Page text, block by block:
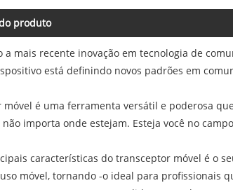
produto
a mais recente inovação em tecnologia de
está definindo novos padrões em
móvel é uma ferramenta versátil e poderosa
importa onde estejam. Esteja você no
características do transceptor móvel é o
móvel, tornando -o ideal para profissionais